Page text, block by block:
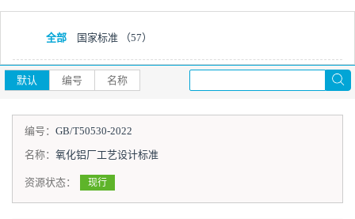
全部 国家标准 （57）
默认 编号 名称
编号： GB/T50530-2022
名称： 氧化铝厂工艺设计标准
资源状态： 现行